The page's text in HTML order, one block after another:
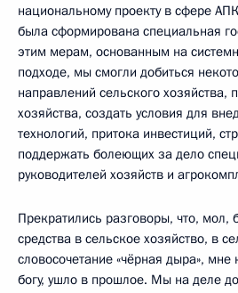
национальному проекту в сфере
была сформирована специальная
этим мерам, основанным на
подходе, мы смогли добиться
направлений сельского хозяйства,
хозяйства, создать условия для
технологий, притока инвестиций,
поддержать болеющих за дело
руководителей хозяйств и
Прекратились разговоры, что, мол,
средства в сельское хозяйство, в
словосочетание «чёрная дыра»,
богу, ушло в прошлое. Мы на деле